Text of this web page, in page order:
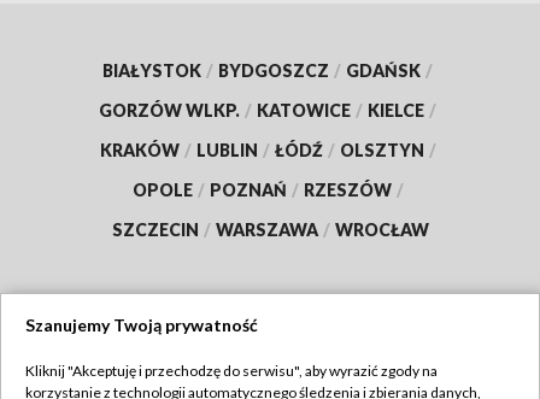
BIAŁYSTOK / BYDGOSZCZ / GDAŃSK /
GORZÓW WLKP. / KATOWICE / KIELCE /
KRAKÓW / LUBLIN / ŁÓDŹ / OLSZTYN /
OPOLE / POZNAŃ / RZESZÓW /
SZCZECIN / WARSZAWA / WROCŁAW
Szanujemy Twoją prywatność
Kliknij "Akceptuję i przechodzę do serwisu", aby wyrazić zgody na
korzystanie z technologii automatycznego śledzenia i zbierania danych,